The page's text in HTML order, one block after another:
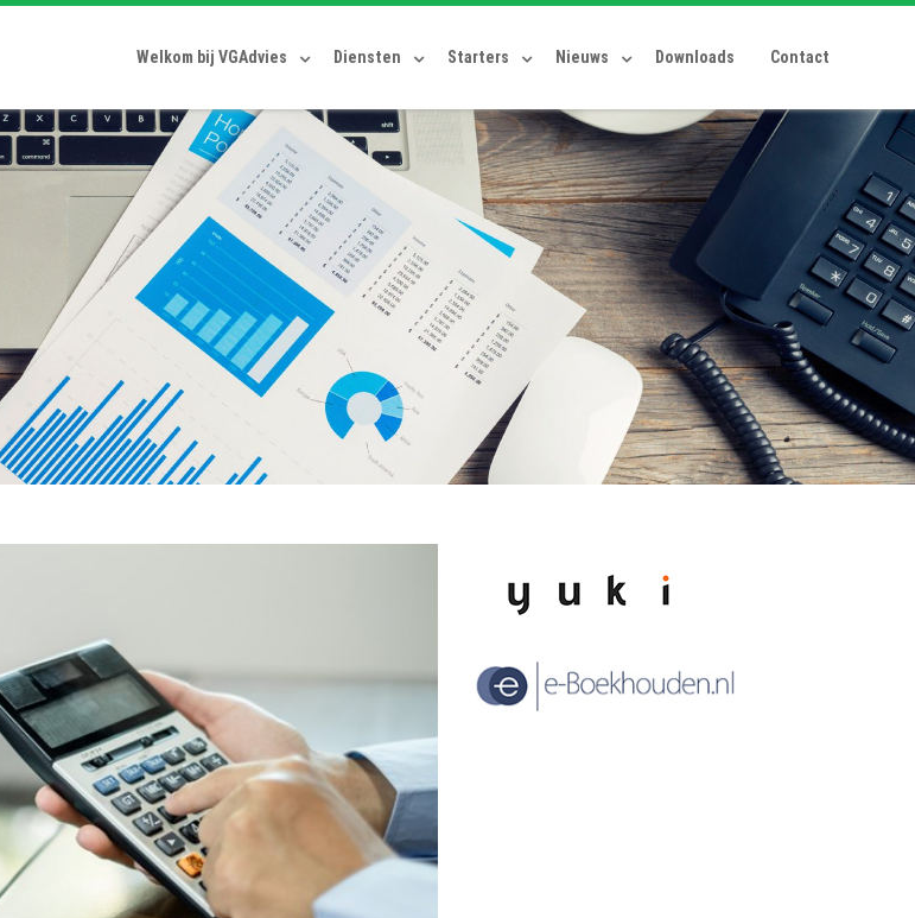
Welkom bij VGAdvies Diensten Starters Nieuws Downloads Contact